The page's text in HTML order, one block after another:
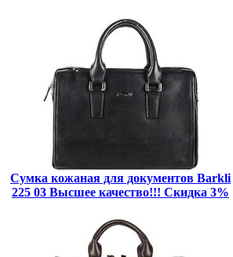
Сумка кожаная для документов Barkli
225 03 Высшее качество!!! Скидка 3%